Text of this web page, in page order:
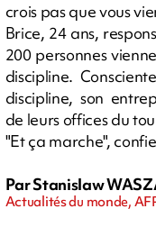
crois pas que vous
Brice, 24 ans,
200 personnes
discipline.
discipline, son
de leurs offices du
"Et ça marche",
Par Stanislaw
Actualités du monde,